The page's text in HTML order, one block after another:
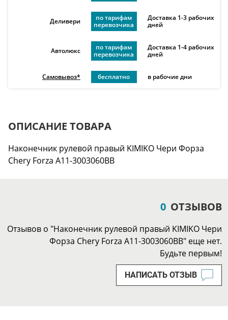
Деливери
по тарифам
перевозчика
Доставка 1-3 рабочих
дней
Автолюкс
по тарифам
перевозчика
Доставка 1-4 рабочих
дней
Самовывоз* бесплатно в рабочие дни
ОПИСАНИЕ ТОВАРА
Наконечник рулевой правый KIMIKO Чери Форза
Chery Forza A11-3003060BB
0 ОТЗЫВОВ
Отзывов о "Наконечник рулевой правый KIMIKO Чери
Форза Chery Forza A11-3003060BB" еще нет.
Будьте первым!
НАПИСАТЬ ОТЗЫВ